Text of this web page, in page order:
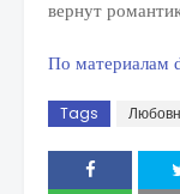
вернут
По материалам
Tags